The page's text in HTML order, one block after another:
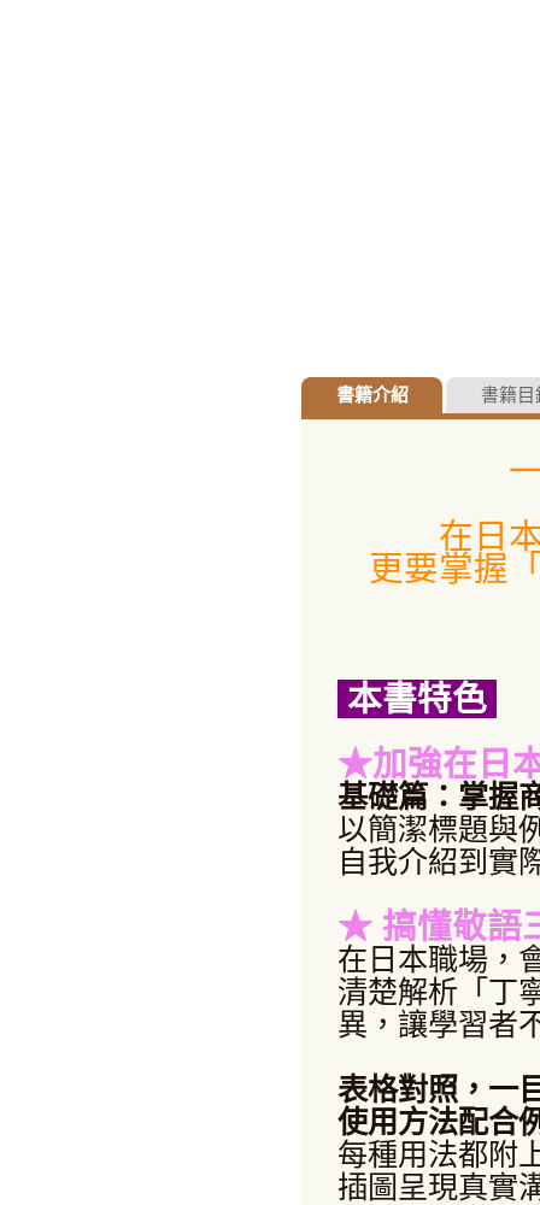
書籍介紹 書籍目
在日
更要掌握
本書特色
★加強在日
基礎篇：掌握
以簡潔標題與
自我介紹到實
★ 搞懂敬語
在日本職場，
清楚解析「丁
異，讓學習者
表格對照，一
使用方法配合
每種用法都附
插圖呈現真實